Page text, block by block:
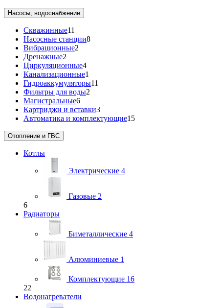
Насосы, водоснабжение
Скважинные11
Насосные станции8
Вибрационные2
Дренажные2
Циркуляционные4
Канализационные1
Гидроаккумуляторы11
Фильтры для воды2
Магистральные6
Картриджи и вставки3
Автоматика и комплектующие15
Отопление и ГВС
Котлы
Электрические 4
Газовые 2
6
Радиаторы
Биметаллические 4
Алюминиевые 1
Комплектующие 16
22
Водонагреватели